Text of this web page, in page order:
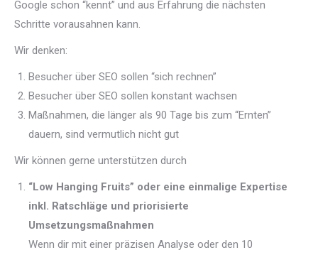
Google schon “kennt” und aus Erfahrung die nächsten
Schritte vorausahnen kann.
Wir denken:
Besucher über SEO sollen “sich rechnen”
Besucher über SEO sollen konstant wachsen
Maßnahmen, die länger als 90 Tage bis zum “Ernten”
dauern, sind vermutlich nicht gut
Wir können gerne unterstützen durch
“Low Hanging Fruits” oder eine einmalige Expertise
inkl. Ratschläge und priorisierte
Umsetzungsmaßnahmen
Wenn dir mit einer präzisen Analyse oder den 10